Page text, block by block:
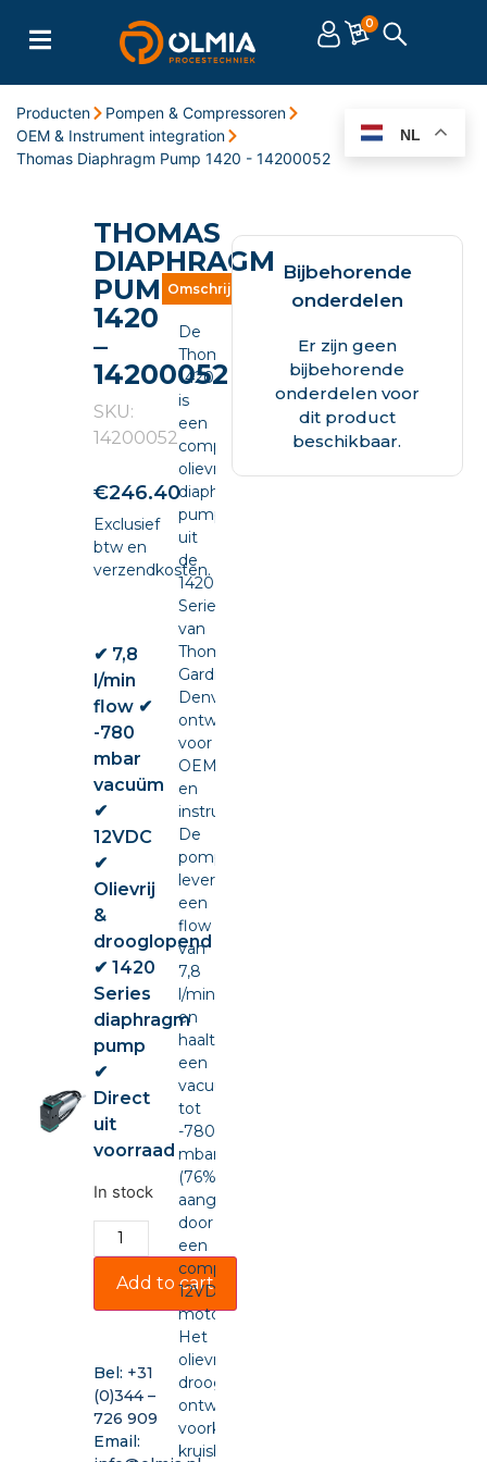
0
Producten
Pompen & Compressoren
OEM & Instrument integration
Thomas Diaphragm Pump 1420 - 14200052
THOMAS
DIAPHRAGM
PUMP
1420
–
14200052
SKU:
14200052
€246.40
Exclusief
btw en
verzendkosten.
✔ 7,8
l/min
flow ✔
-780
mbar
vacuüm
✔
12VDC
✔
Olievrij
&
drooglopend
✔ 1420
Series
diaphragm
pump
✔
Direct
uit
voorraad
In stock
Add to cart
Bel: +31
(0)344 –
726 909
Email:
Omschrijving
De
Thomas
14200052
is
een
compacte
olievrije
diaphragm
pump
uit
de
1420
Series
van
Thomas
Gardner
Denver,
ontwikkeld
voor
OEM-
en
instrumentintegratie.
De
pomp
levert
een
flow
van
7,8
l/min
en
haalt
een
vacuüm
tot
-780
mbar
(76%),
aangedreven
door
een
compacte
12VDC-
motor.
Het
olievrije,
drooglopende
ontwerp
voorkomt
kruisbesmetting
Bijbehorende
onderdelen
Er zijn geen
bijbehorende
onderdelen voor
dit product
beschikbaar.
NL